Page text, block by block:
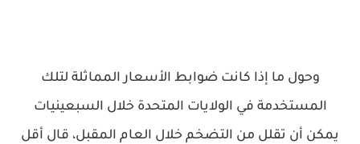
وحول ما إذا كانت ضوابط الأسعار المماثلة لتلك
المستخدمة في الولايات المتحدة خلال السبعينيات
يمكن أن تقلل من التضخم خلال العام المقبل، قال أقل